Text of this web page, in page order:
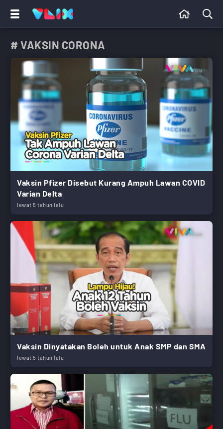
# VAKSIN CORONA
Vaksin Pfizer Disebut Kurang Ampuh Lawan COVID
Varian Delta
lewat 5 tahun lalu
Vaksin Dinyatakan Boleh untuk Anak SMP dan SMA
lewat 5 tahun lalu